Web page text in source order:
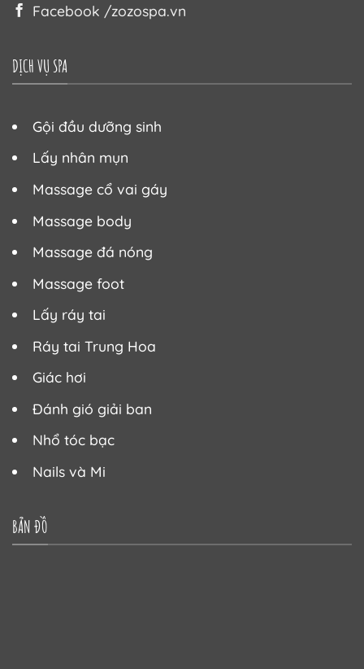
Facebook /zozospa.vn
DỊCH VỤ SPA
Gội đầu dưỡng sinh
Lấy nhân mụn
Massage cổ vai gáy
Massage body
Massage đá nóng
Massage foot
Lấy ráy tai
Ráy tai Trung Hoa
Giác hơi
Đánh gió giải ban
Nhổ tóc bạc
Nails và Mi
BẢN ĐỒ